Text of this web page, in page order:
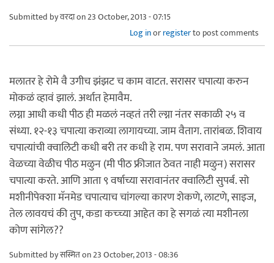
Submitted byवरदाon 23 October, 2013 - 07:15
Log inorregisterto post comments
मलातर हे रोमे वै उगीच झंझट च काम वाटत. सरासर चपात्या करुन
मोकळं व्हावं झालं. अर्थात हेमावैम.
लग्ना आधी कधी पीठ ही मळलं नव्हतं तरी ल्ग्ना नंतर सकाळी २५ व
संध्या. १२-१३ चपात्या कराव्या लागायच्या. जाम वैताग. तारांबळ. शिवाय
चपात्यांची क्वालिटी कधी बरी तर कधी हे राम. पण सरावाने जमलं. आता
वेळच्या वेळीच पीठ मळुन (मी पीठ फ्रीजात ठेवत नाही मळुन) सरासर
चपात्या करते. आणि आता ९ वर्षाच्या सरावानंतर क्वालिटी सुपर्ब. सो
मशीनीपेक्शा मॅनमेड चपात्याच चांगल्या कारण शेकणे, लाटणे, साइज,
तेल लावयचं की तुप, कडा कच्च्या आहेत का हे सगळं त्या मशीनला
कोण सांगेल??
Submitted byसस्मितon 23 October, 2013 - 08:36